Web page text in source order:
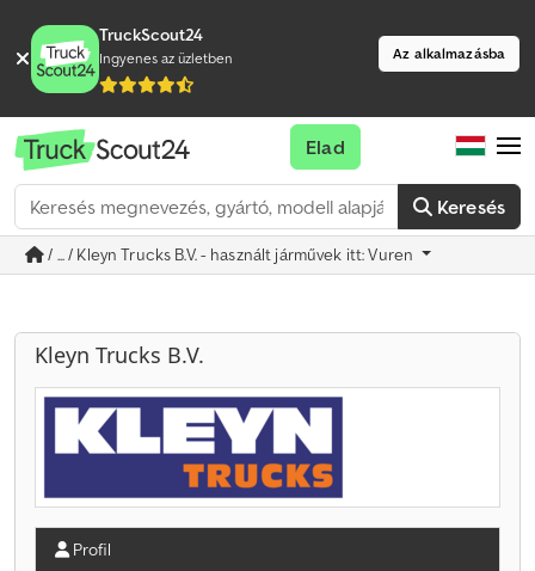
TruckScout24
Ingyenes az üzletben Az alkalmazásba
Keresés
Elad
/ ... / Kleyn Trucks B.V. - használt járművek itt: Vuren
Kleyn Trucks B.V.
Profil